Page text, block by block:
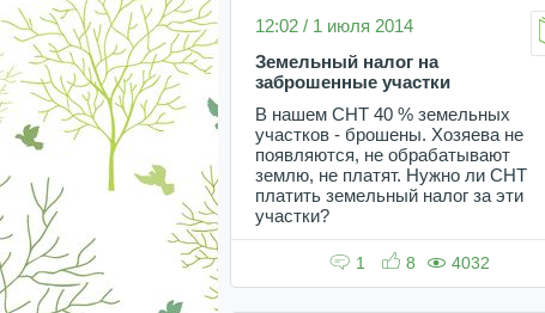
12:02 / 1 июля 2014
Земельный налог на
заброшенные участки
В нашем СНТ 40 % земельных
участков - брошены. Хозяева не
появляются, не обрабатывают
землю, не платят. Нужно ли СНТ
платить земельный налог за эти
участки?
1 8 4032